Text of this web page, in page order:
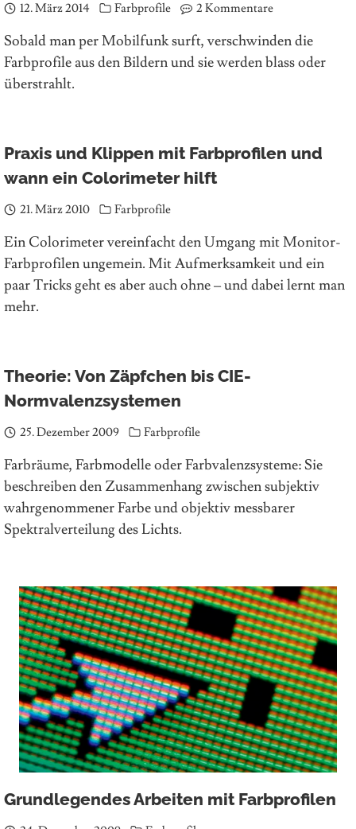
12. März 2014 Farbprofile 2 Kommentare
Sobald man per Mobilfunk surft, verschwinden die
Farbprofile aus den Bildern und sie werden blass oder
überstrahlt.
Praxis und Klippen mit Farbprofilen und
wann ein Colorimeter hilft
21. März 2010 Farbprofile
Ein Colorimeter vereinfacht den Umgang mit Monitor-
Farbprofilen ungemein. Mit Aufmerksamkeit und ein
paar Tricks geht es aber auch ohne – und dabei lernt man
mehr.
Theorie: Von Zäpfchen bis CIE-
Normvalenzsystemen
25. Dezember 2009 Farbprofile
Farbräume, Farbmodelle oder Farbvalenzsysteme: Sie
beschreiben den Zusammenhang zwischen subjektiv
wahrgenommener Farbe und objektiv messbarer
Spektralverteilung des Lichts.
Grundlegendes Arbeiten mit Farbprofilen